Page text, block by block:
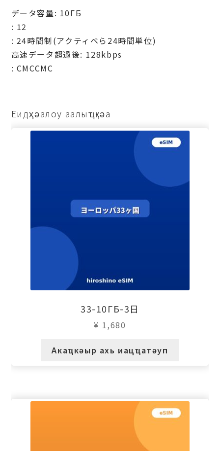
データ容量: 10ГБ
: 12
: 24時間制(アクティベら24時間単位)
高速データ超過後: 128kbps
: СМССМС
Еидҳәалоу аалыҵқәа
33-10ГБ-3日
¥ 1,680
Акаҵкәыр ахь иацҵатәуп